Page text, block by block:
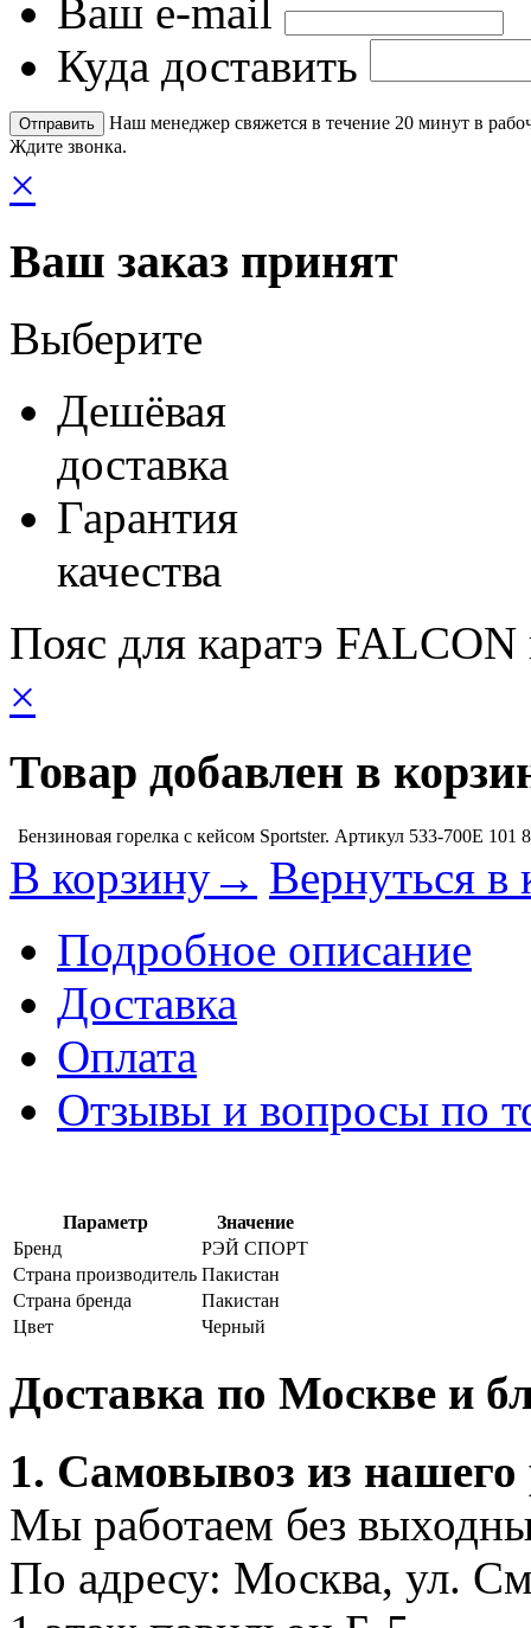
Ваш e-mail
Куда доставить
Наш менеджер свяжется в течение 20 минут в
Ждите звонка.
×
Ваш заказ принят
Выберите
Дешёвая
доставка
Гарантия
качества
Пояс для каратэ
×
Товар добавлен в
Бензиновая горелка с кейсом Sportster. Артикул 533-700E 101
В корзину→ Вернуться в
Подробное описание
Доставка
Оплата
Отзывы и вопросы по
Параметр
Значение
Бренд
РЭЙ СПОРТ
Страна производитель Пакистан
Страна бренда
Пакистан
Цвет
Черный
Доставка по Москве и
1. Самовывоз из нашего
Мы работаем без
По адресу: Москва, ул.